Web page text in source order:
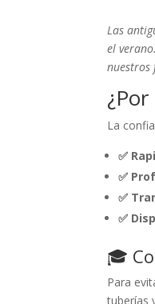
Las
el
nuestros
La
✅
✅
✅
✅
🎓
Para
tuberías